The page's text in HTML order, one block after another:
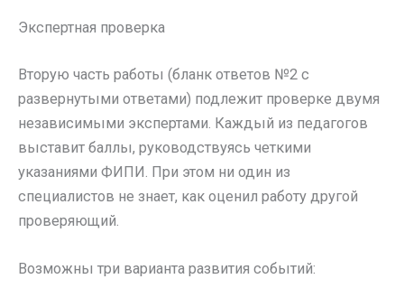
Экспертная проверка
Вторую часть работы (бланк ответов №2 с
развернутыми ответами) подлежит проверке двумя
независимыми экспертами. Каждый из педагогов
выставит баллы, руководствуясь четкими
указаниями ФИПИ. При этом ни один из
специалистов не знает, как оценил работу другой
проверяющий.
Возможны три варианта развития событий: